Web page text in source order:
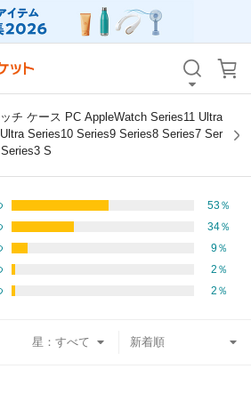
チ ケース PC AppleWatch Series11 Ultra
Series10 Series9 Series8 Series7 Ser
S
53％
34％
9％
2 ％
2 ％
星：
すべて
すべて
て